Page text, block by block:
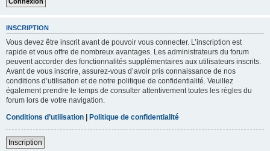
INSCRIPTION
Vous devez être inscrit avant de pouvoir vous connecter. L’inscription est
rapide et vous offre de nombreux avantages. Les administrateurs du forum
peuvent accorder des fonctionnalités supplémentaires aux utilisateurs inscrits.
Avant de vous inscrire, assurez-vous d’avoir pris connaissance de nos
conditions d’utilisation et de notre politique de confidentialité. Veuillez
également prendre le temps de consulter attentivement toutes les règles du
forum lors de votre navigation.
Conditions d’utilisation | Politique de confidentialité
Inscription